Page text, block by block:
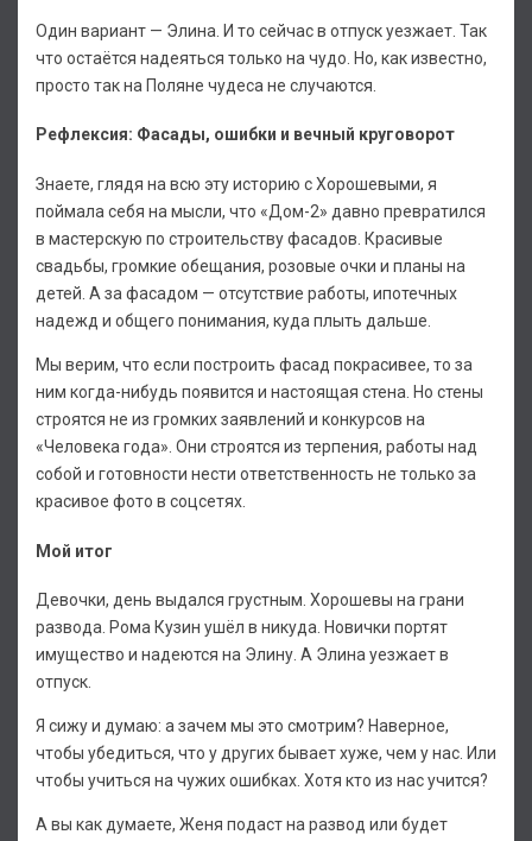
Один вариант — Элина. И то сейчас в отпуск уезжает. Так
что остаётся надеяться только на чудо. Но, как известно,
просто так на Поляне чудеса не случаются.
Рефлексия: Фасады, ошибки и вечный круговорот
Знаете, глядя на всю эту историю с Хорошевыми, я
поймала себя на мысли, что «Дом-2» давно превратился
в мастерскую по строительству фасадов. Красивые
свадьбы, громкие обещания, розовые очки и планы на
детей. А за фасадом — отсутствие работы, ипотечных
надежд и общего понимания, куда плыть дальше.
Мы верим, что если построить фасад покрасивее, то за
ним когда-нибудь появится и настоящая стена. Но стены
строятся не из громких заявлений и конкурсов на
«Человека года». Они строятся из терпения, работы над
собой и готовности нести ответственность не только за
красивое фото в соцсетях.
Мой итог
Девочки, день выдался грустным. Хорошевы на грани
развода. Рома Кузин ушёл в никуда. Новички портят
имущество и надеются на Элину. А Элина уезжает в
отпуск.
Я сижу и думаю: а зачем мы это смотрим? Наверное,
чтобы убедиться, что у других бывает хуже, чем у нас. Или
чтобы учиться на чужих ошибках. Хотя кто из нас учится?
А вы как думаете, Женя подаст на развод или будет